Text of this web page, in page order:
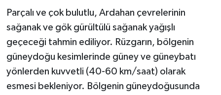
Parçalı ve çok bulutlu, Ardahan çevrelerinin
sağanak ve gök gürültülü sağanak yağışlı
geçeceği tahmin ediliyor. Rüzgarın, bölgenin
güneydoğu kesimlerinde güney ve güneybatı
yönlerden kuvvetli (40-60 km/saat) olarak
esmesi bekleniyor. Bölgenin güneydoğusunda